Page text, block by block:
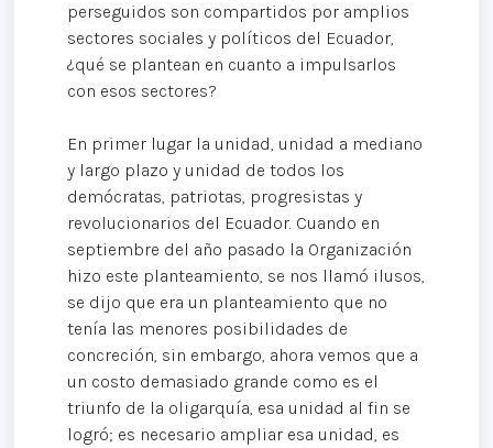
perseguidos son compartidos por amplios
sectores sociales y políticos del Ecuador,
¿qué se plantean en cuanto a impulsarlos
con esos sectores?
En primer lugar la unidad, unidad a mediano
y largo plazo y unidad de todos los
demócratas, patriotas, progresistas y
revolucionarios del Ecuador. Cuando en
septiembre del año pasado la Organización
hizo este planteamiento, se nos llamó ilusos,
se dijo que era un planteamiento que no
tenía las menores posibilidades de
concreción, sin embargo, ahora vemos que a
un costo demasiado grande como es el
triunfo de la oligarquía, esa unidad al fin se
logró; es necesario ampliar esa unidad, es